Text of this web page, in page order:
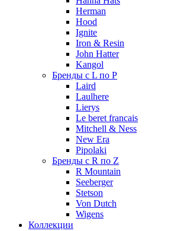
Herman
Hood
Ignite
Iron & Resin
John Hatter
Kangol
Бренды с L по P
Laird
Laulhere
Lierys
Le beret francais
Mitchell & Ness
New Era
Pipolaki
Бренды с R по Z
R Mountain
Seeberger
Stetson
Von Dutch
Wigens
Коллекции